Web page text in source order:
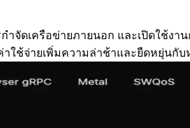
าจัดเครือข่ายภายนอก และเปิดใช้งา
าใช้จ่ายเพิ่มความล่าช้าและยืดหยุ่นกับ